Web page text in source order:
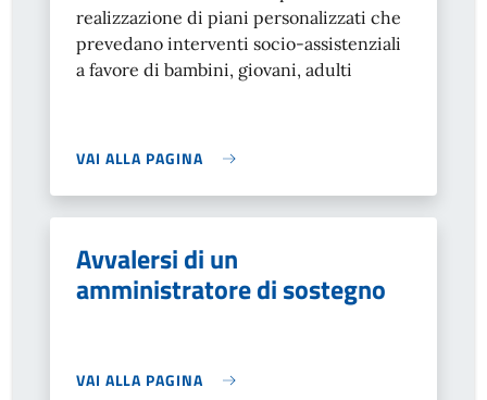
realizzazione di piani personalizzati che
prevedano interventi socio-assistenziali
a favore di bambini, giovani, adulti
VAI ALLA PAGINA
Avvalersi di un
amministratore di sostegno
VAI ALLA PAGINA